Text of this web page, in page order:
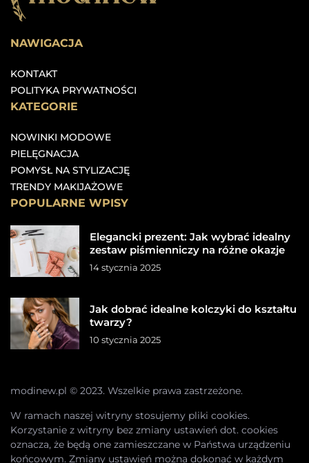
NAWIGACJA
KONTAKT
POLITYKA PRYWATNOŚCI
KATEGORIE
NOWINKI MODOWE
PIELĘGNACJA
POMYSŁ NA STYLIZACJĘ
TRENDY MAKIJAŻOWE
POPULARNE WPISY
Elegancki prezent: Jak wybrać idealny
zestaw piśmienniczy na różne okazje
14 stycznia 2025
Jak dobrać idealne kolczyki do kształtu
twarzy?
10 stycznia 2025
modinew.pl © 2023. Wszelkie prawa zastrzeżone.
W ramach naszej witryny stosujemy pliki cookies.
Korzystanie z witryny bez zmiany ustawień dot. cookies
oznacza, że będą one zamieszczane w Państwa urządzeniu
końcowym. Zmiany ustawień można dokonać w każdym